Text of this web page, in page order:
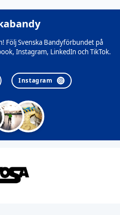
Följ Svenska Bandyförbundet på
Instagram, LinkedIn och TikTok.
Instagram